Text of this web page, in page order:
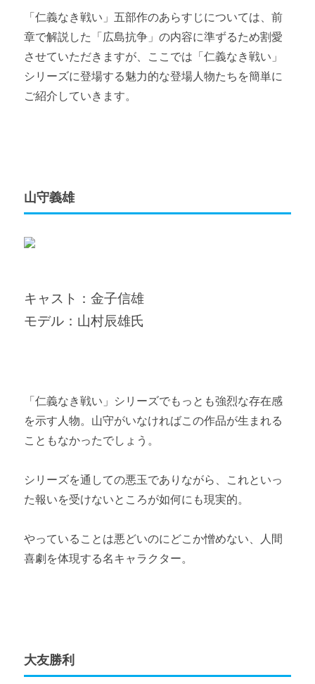
「仁義なき戦い」五部作のあらすじについては、前
章で解説した「広島抗争」の内容に準ずるため割愛
させていただきますが、ここでは「仁義なき戦い」
シリーズに登場する魅力的な登場人物たちを簡単に
ご紹介していきます。
山守義雄
キャスト：金子信雄
モデル：山村辰雄氏
「仁義なき戦い」シリーズでもっとも強烈な存在感
を示す人物。山守がいなければこの作品が生まれる
こともなかったでしょう。
シリーズを通しての悪玉でありながら、これといっ
た報いを受けないところが如何にも現実的。
やっていることは悪どいのにどこか憎めない、人間
喜劇を体現する名キャラクター。
大友勝利